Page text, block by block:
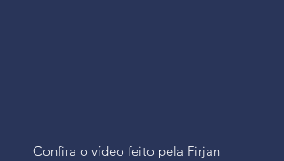
Confira o vídeo feito pela Firjan